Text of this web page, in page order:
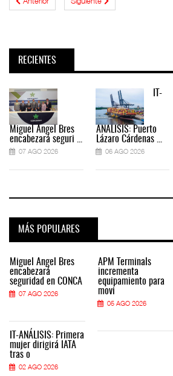
RECIENTES
Miguel Ángel Bres
encabezará seguri ...
07 AGO 2026
IT-
ANÁLISIS: Puerto
Lázaro Cárdenas ...
06 AGO 2026
MÁS POPULARES
Miguel Ángel Bres
encabezará
seguridad en CONCA
07 AGO 2026
IT-ANÁLISIS: Primera
mujer dirigirá IATA
tras o
02 AGO 2026
APM Terminals
incrementa
equipamiento para
movi
05 AGO 2026